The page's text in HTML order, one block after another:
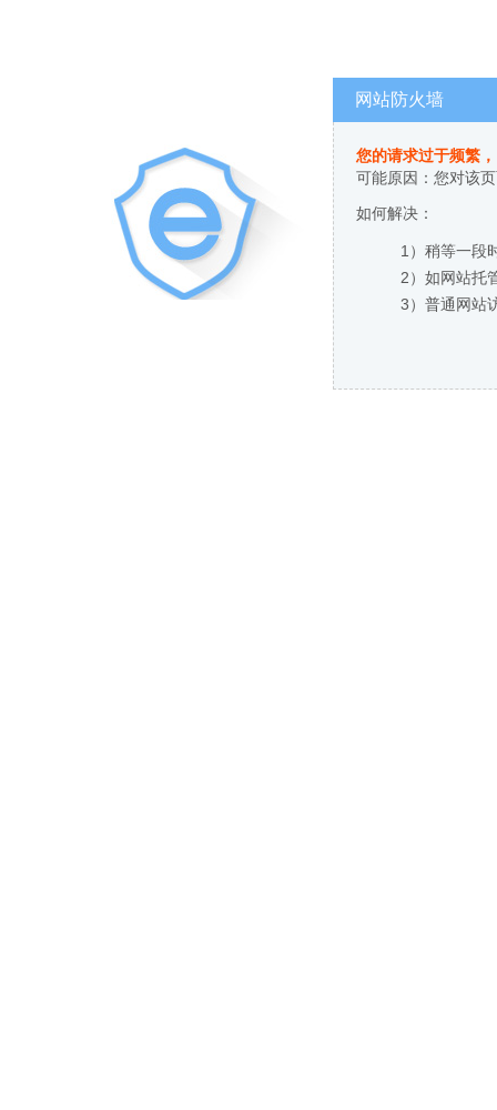
网站防火墙
您的请求过于频繁
可能原因：您对该
如何解决：
1）稍等一段
2）如网站托
3）普通网站